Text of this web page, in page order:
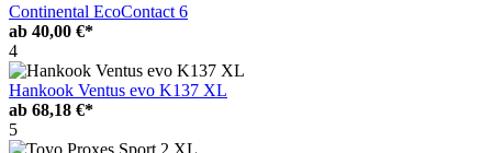
Continental EcoContact 6
ab 40,00 €*
4
Hankook Ventus evo K137 XL
ab 68,18 €*
5